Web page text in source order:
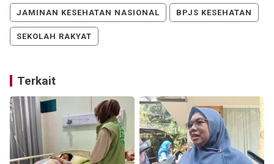
JAMINAN KESEHATAN NASIONAL BPJS KESEHATAN
SEKOLAH RAKYAT
Terkait